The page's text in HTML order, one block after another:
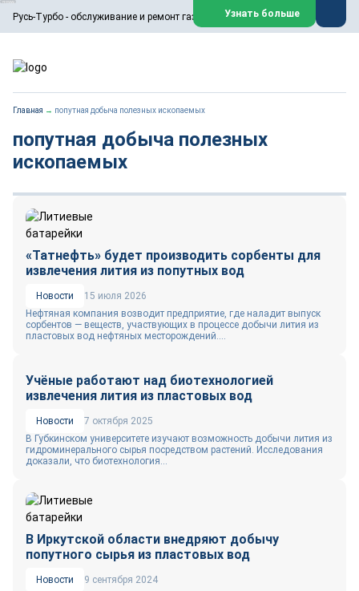
Русь-Турбо - обслуживание и ремонт газовых паровых турбин
ООО «Русь-Турбо» занимается сервисом газовых и паровых
турбин, комплексным ремонтом, восстановлением,
техническим обслуживанием оборудования ТЭС,
работают на нефтегазовых, нефтехимических,
металлургических и других предприятиях.
Реклама. ООО «Русь-Турбо», ИНН 7802588950
Перейти на сайт Закрыть
Узнать больше
Главная → попутная добыча полезных ископаемых
попутная добыча полезных
ископаемых
«Татнефть» будет производить сорбенты для
извлечения лития из попутных вод
Новости
15 июля 2026
Нефтяная компания возводит предприятие, где наладит выпуск
сорбентов — веществ, участвующих в процессе добычи лития из
пластовых вод нефтяных месторождений....
Учёные работают над биотехнологией
извлечения лития из пластовых вод
Новости
7 октября 2025
В Губкинском университете изучают возможность добычи лития из
гидроминерального сырья посредством растений. Исследования
доказали, что биотехнология...
В Иркутской области внедряют добычу
попутного сырья из пластовых вод
Новости
9 сентября 2024